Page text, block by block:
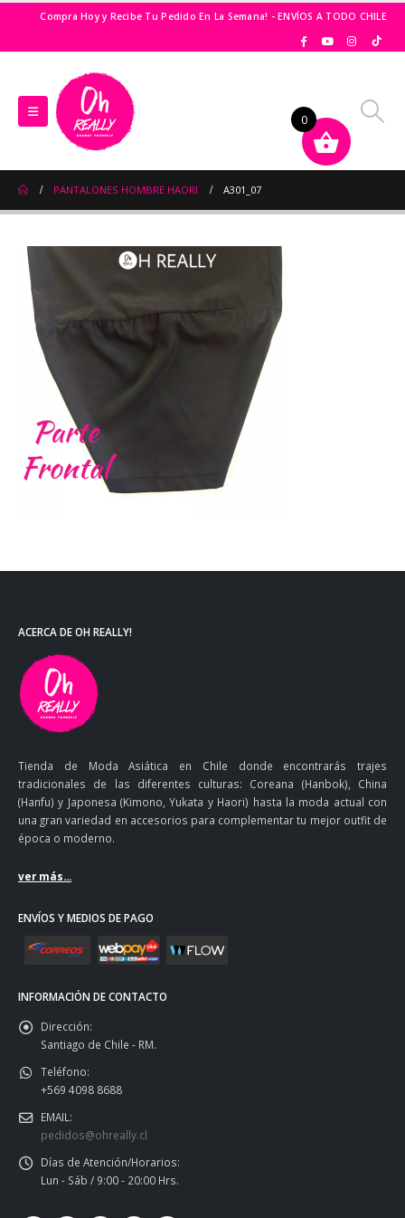
Compra Hoy y Recibe Tu Pedido En La Semana! - ENVÍOS A TODO CHILE
PANTALONES HOMBRE HAORI A301_07
ACERCA DE OH REALLY!
Tienda de Moda Asiática en Chile donde encontrarás trajes
tradicionales de las diferentes culturas: Coreana (Hanbok), China
(Hanfu) y Japonesa (Kimono, Yukata y Haori) hasta la moda actual con
una gran variedad en accesorios para complementar tu mejor outfit de
época o moderno.
ver más...
ENVÍOS Y MEDIOS DE PAGO
INFORMACIÓN DE CONTACTO
Dirección:
Santiago de Chile - RM.
Teléfono:
+569 4098 8688
EMAIL:
pedidos@ohreally.cl
Días de Atención/Horarios:
Lun - Sáb / 9:00 - 20:00 Hrs.
0